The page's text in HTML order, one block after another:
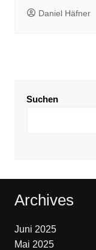
Daniel Häfner
Suchen
Archives
Juni 2025
Mai 2025